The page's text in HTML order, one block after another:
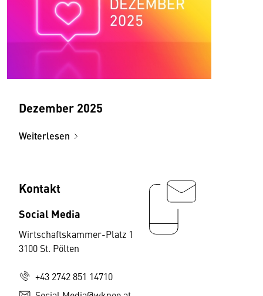
Dezember 2025
Weiterlesen
Kontakt
Social Media
Wirtschaftskammer-Platz 1
3100 St. Pölten
+43 2742 851 14710